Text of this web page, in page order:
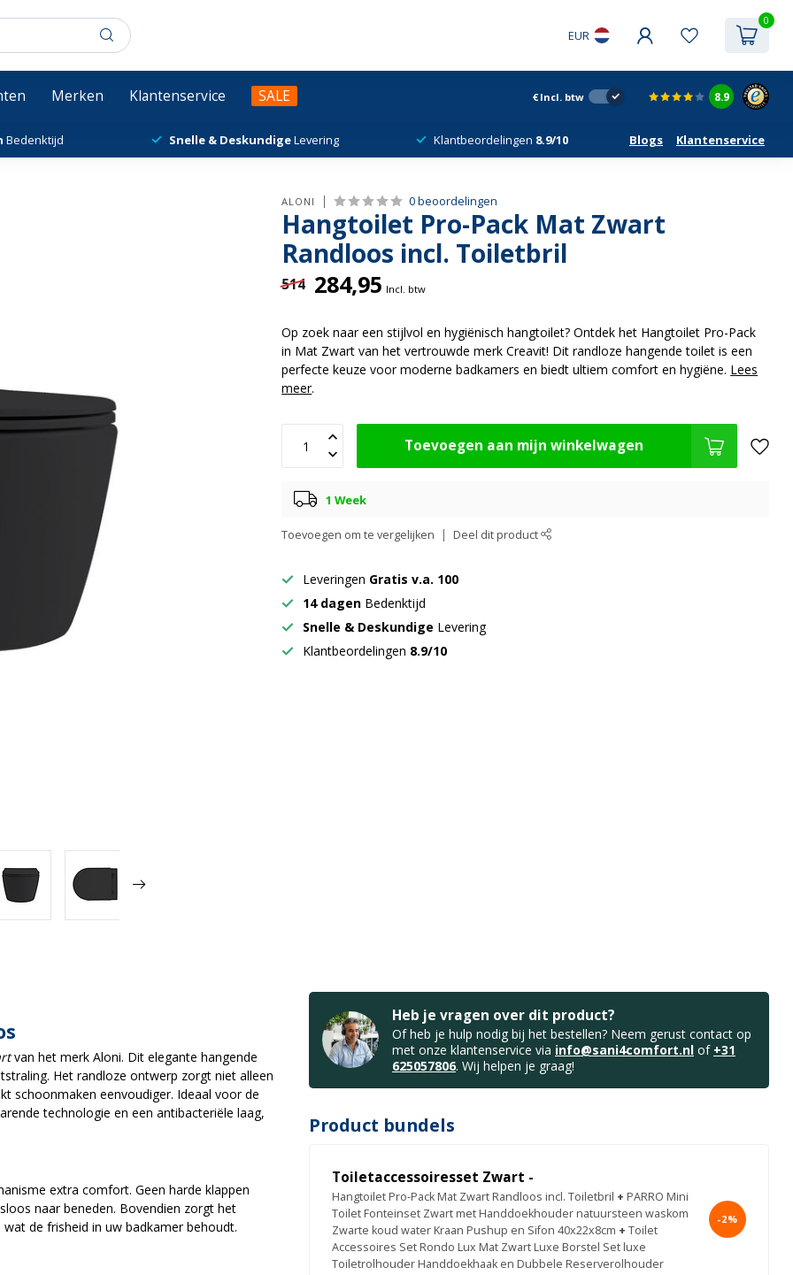
EUR
0
Merken Klantenservice SALE € Incl. btw 8.9
Bedenktijd Snelle & DeskundigeLevering Klantbeordelingen 8.9/10 Blogs Klantenservice
ALONI 0 beoordelingen
Hangtoilet Pro-Pack Mat Zwart
Randloos incl. Toiletbril
514 284,95 Incl. btw
Op zoek naar een stijlvol en hygiënisch hangtoilet? Ontdek het Hangtoilet Pro-Pack
in Mat Zwart van het vertrouwde merk Creavit! Dit randloze hangende toilet is een
perfecte keuze voor moderne badkamers en biedt ultiem comfort en hygiëne. Lees
meer.
Toevoegen aan mijn winkelwagen
1 Week
Toevoegen om te vergelijken Deel dit product
Leveringen Gratis v.a. 100
14 dagen Bedenktijd
Snelle & Deskundige Levering
Klantbeordelingen 8.9/10
van het merk Aloni. Dit elegante hangende
Het randloze ontwerp zorgt niet alleen
schoonmaken eenvoudiger. Ideaal voor de
technologie en een antibacteriële laag,
extra comfort. Geen harde klappen
naar beneden. Bovendien zorgt het
de frisheid in uw badkamer behoudt.
Heb je vragen over dit product?
Of heb je hulp nodig bij het bestellen? Neem gerust contact op
met onze klantenservice via info@sani4comfort.nl of +31
625057806. Wij helpen je graag!
Product bundels
Toiletaccessoiresset Zwart -
Hangtoilet Pro-Pack Mat Zwart Randloos incl. Toiletbril + PARRO Mini
Toilet Fonteinset Zwart met Handdoekhouder natuursteen waskom
Zwarte koud water Kraan Pushup en Sifon 40x22x8cm + Toilet
Accessoires Set Rondo Lux Mat Zwart Luxe Borstel Set luxe
Toiletrolhouder Handdoekhaak en Dubbele Reserverolhouder
-2%